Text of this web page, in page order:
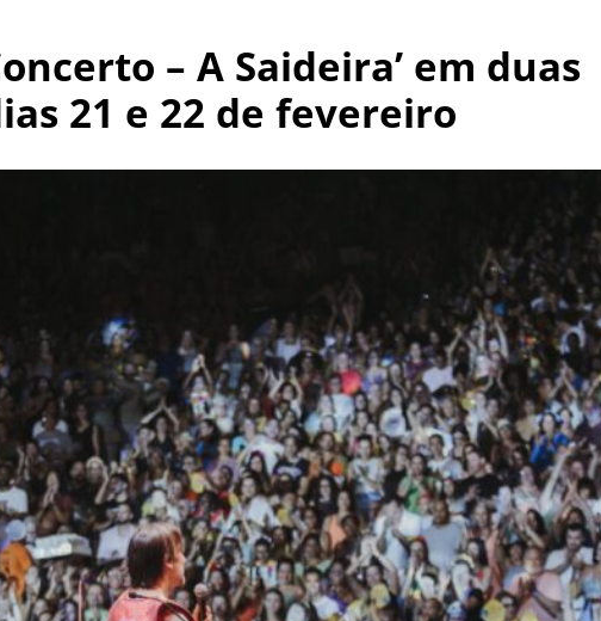
– A Saideira’ em duas
21 e 22 de fevereiro